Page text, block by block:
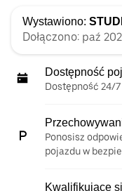
Wystawiono: STUDIO
Dołączono: paź
Dostępność
Dostępność 24/7
Ponosisz
pojazdu w
Kwalifikujące